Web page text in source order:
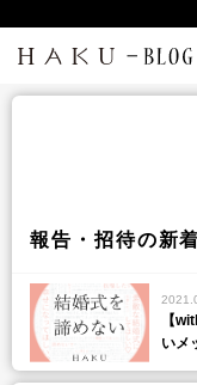
報告・招待の新
【
いメ